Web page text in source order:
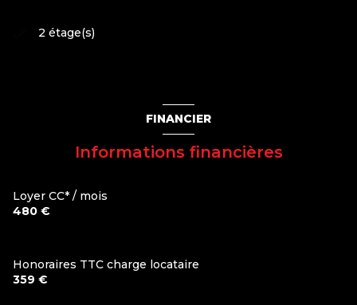
2 étage(s)
FINANCIER
Informations financières
Loyer CC* / mois
480 €
Honoraires TTC charge locataire
359 €